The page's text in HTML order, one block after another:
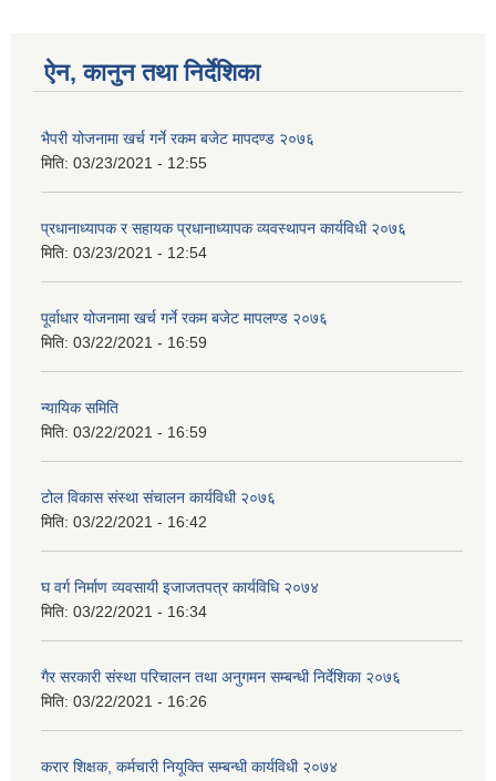
ऐन, कानुन तथा निर्देशिका
भैपरी योजनामा खर्च गर्ने रकम बजेट मापदण्ड २०७६
मिति: 03/23/2021 - 12:55
प्रधानाध्यापक र सहायक प्रधानाध्यापक व्यवस्थापन कार्यविधी २०७६
मिति: 03/23/2021 - 12:54
पूर्वाधार योजनामा खर्च गर्ने रकम बजेट मापलण्ड २०७६
मिति: 03/22/2021 - 16:59
न्यायिक समिति
मिति: 03/22/2021 - 16:59
टोल विकास संस्था संचालन कार्यविधी २०७६
मिति: 03/22/2021 - 16:42
घ वर्ग निर्माण व्यवसायी इजाजतपत्र कार्यविधि २०७४
मिति: 03/22/2021 - 16:34
गैर सरकारी संस्था परिचालन तथा अनुगमन सम्बन्धी निर्देशिका २०७६
मिति: 03/22/2021 - 16:26
करार शिक्षक, कर्मचारी नियूक्ति सम्बन्धी कार्यविधी २०७४